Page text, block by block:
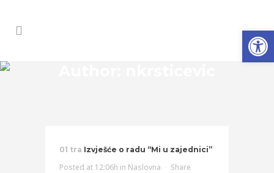
01 tra Izvješće o radu “Mi u zajednici”
Posted at 12:06h in Naslovna Share